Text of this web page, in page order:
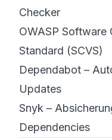
Checker
OWASP Software
Standard (SCVS)
Dependabot –
Updates
Snyk –
Dependencies